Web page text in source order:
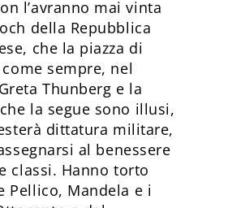
l’avranno mai vinta
della Repubblica
che la piazza di
sempre, nel
Thunberg e la
la segue sono illusi,
dittatura militare,
al benessere
classi. Hanno torto
Pellico, Mandela e i